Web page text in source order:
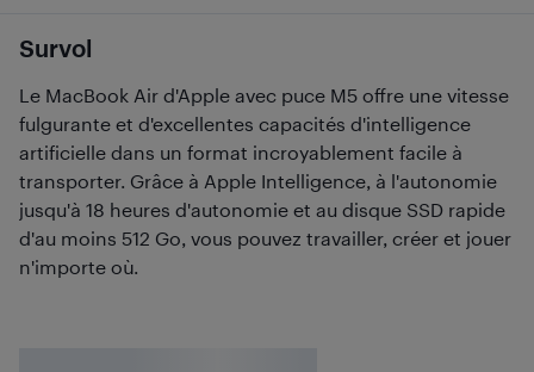
Survol
Le MacBook Air d'Apple avec puce M5 offre une vitesse
fulgurante et d'excellentes capacités d'intelligence
artificielle dans un format incroyablement facile à
transporter. Grâce à Apple Intelligence, à l'autonomie
jusqu'à 18 heures d'autonomie et au disque SSD rapide
d'au moins 512 Go, vous pouvez travailler, créer et jouer
n'importe où.